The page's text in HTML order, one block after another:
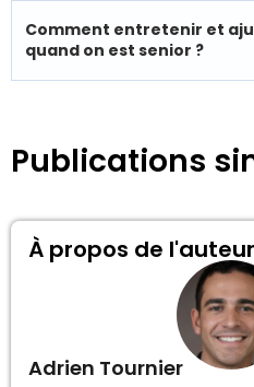
Comment entretenir et
quand on est senior ?
Publications
À propos de
Adrien Tournier